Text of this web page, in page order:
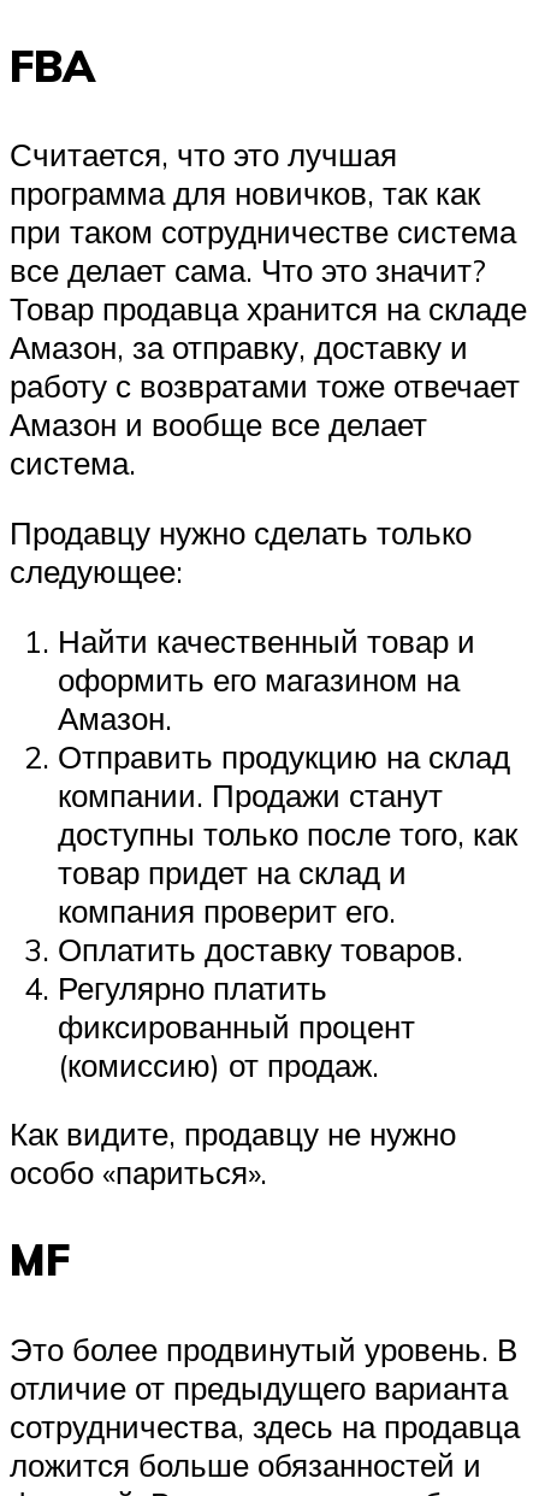
FBA
Считается, что это лучшая
программа для новичков, так как
при таком сотрудничестве система
все делает сама. Что это значит?
Товар продавца хранится на складе
Амазон, за отправку, доставку и
работу с возвратами тоже отвечает
Амазон и вообще все делает
система.
Продавцу нужно сделать только
следующее:
Найти качественный товар и
оформить его магазином на
Амазон.
Отправить продукцию на склад
компании. Продажи станут
доступны только после того, как
товар придет на склад и
компания проверит его.
Оплатить доставку товаров.
Регулярно платить
фиксированный процент
(комиссию) от продаж.
Как видите, продавцу не нужно
особо «париться».
MF
Это более продвинутый уровень. В
отличие от предыдущего варианта
сотрудничества, здесь на продавца
ложится больше обязанностей и